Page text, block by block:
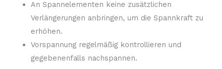
An Spannelementen keine zusätzlichen
Verlängerungen anbringen, um die Spannkraft zu
erhöhen.
Vorspannung regelmäßig kontrollieren und
gegebenenfalls nachspannen.